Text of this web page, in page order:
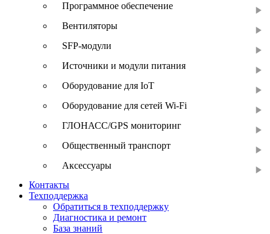
Программное обеспечение
Вентиляторы
SFP-модули
Источники и модули питания
Оборудование для IoT
Оборудование для сетей Wi-Fi
ГЛОНАСС/GPS мониторинг
Общественный транспорт
Аксессуары
Контакты
Техподдержка
Обратиться в техподдержку
Диагностика и ремонт
База знаний